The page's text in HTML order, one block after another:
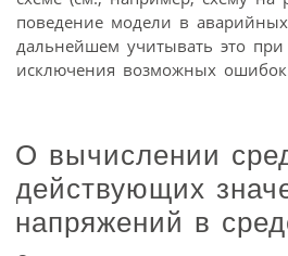
поведение модели в
дальнейшем учитывать это
исключения возможных
О вычислении
действующих
напряжений в